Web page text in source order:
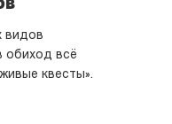
видов
обиход всё
квесты».